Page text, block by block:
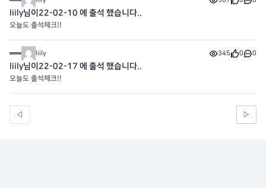
liily님이22-02-10 에 출석 했습니다..
오늘도 출석체크!!
liily 345 0 0
liily님이22-02-17 에 출석 했습니다..
오늘도 출석체크!!
◁ ▷